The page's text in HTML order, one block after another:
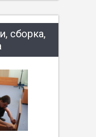
сборка,